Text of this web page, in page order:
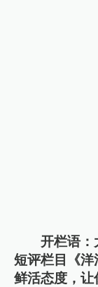
开栏语：
短评栏目《洋
鲜活态度，让